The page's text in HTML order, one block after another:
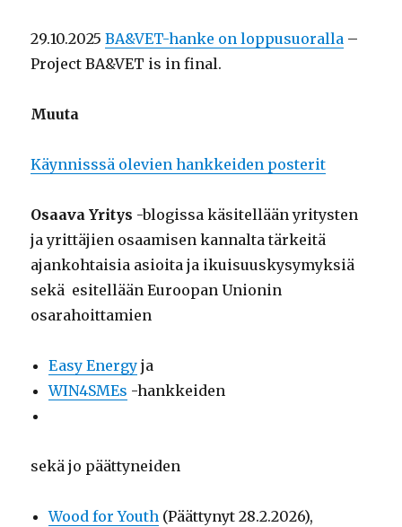
29.10.2025BA&VET-hanke on loppusuoralla –
Project BA&VET is in final.
Muuta
Käynnisssä olevien hankkeiden posterit
Osaava Yritys -blogissa käsitellään yritysten
ja yrittäjien osaamisen kannalta tärkeitä
ajankohtaisia asioita ja ikuisuuskysymyksiä
sekä esitellään Euroopan Unionin
osarahoittamien
Easy Energy ja
WIN4SMEs -hankkeiden
sekä jo päättyneiden
Wood for Youth (Päättynyt 28.2.2026),